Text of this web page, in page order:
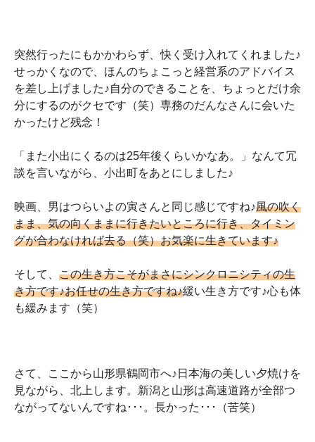
突然行ったにもかかわらず、快く受け入れてくれました♪
せっかくなので、ほんのちょこっと経営系のアドバイス
を差し上げました♪自分のできることを、ちょっとだけ余
分にするのがクセです（笑）専務のだんなさんに会いた
かったけど残念！
「また小出にくるのは25年後くらいかなあ。」なんて冗
談を言いながら、小出町をあとにしました♪
映画、男はつらいよの寅さんと同じ感じですね♪風の吹く
まま、気の向くままに行きたいところに行き、タイミン
グが合わなければ去る（笑）お気楽に生きています♪
そして、 この生き方こそがまさにシンクロニシティの生
き方です♪お任せの生き方ですね♪緩い生き方です♪心も体
も緩みます（笑）
さて、ここから山形県鶴岡市へ♪日本海の美しい夕焼けを
見ながら、北上します。新潟と山形は高速道路が全部つ
ながってないんですね･･･。長かった･･･（苦笑）